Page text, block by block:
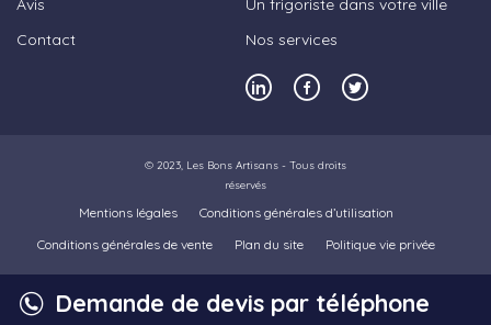
Contact
Nos services
© 2023, Les Bons Artisans - Tous droits
réservés
Mentions légales
Conditions générales d’utilisation
Conditions générales de vente
Plan du site Politique vie privée
Demande de devis par téléphone